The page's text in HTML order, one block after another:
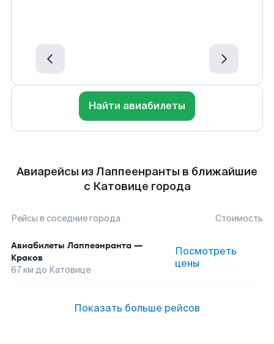
Найти авиабилеты
Авиарейсы из Лаппеенранты в ближайшие
с Катовице города
Рейсы в соседние города Стоимость
Авиабилеты Лаппеэнранта —
Краков
67км до Катовице
Посмотреть
цены
Показать больше рейсов